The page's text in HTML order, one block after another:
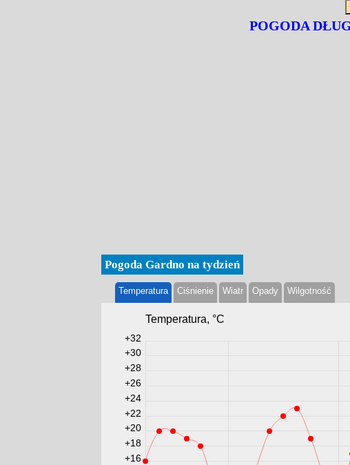
POGODA
Pogoda Gardno na tydzień
Temperatura Ciśnienie Wiatr Opady Wilgotność
Temperatura, °С
+16
+18
+20
+22
+24
+26
+28
+30
+32